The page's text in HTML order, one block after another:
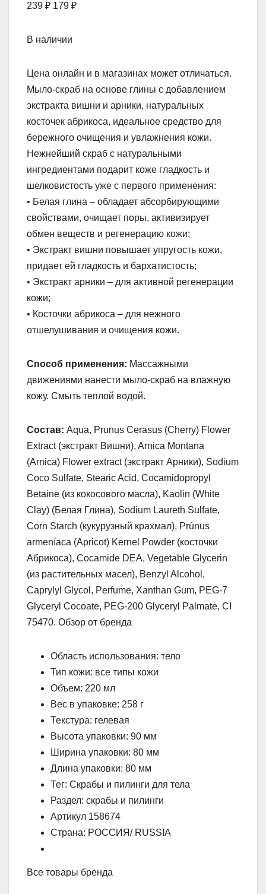
239 ₽ 179 ₽
В наличии
Цена онлайн и в магазинах может отличаться.
Мыло-скраб на основе глины c добавлением
экстракта вишни и арники, натуральных
косточек абрикоса, идеальное средство для
бережного очищения и увлажнения кожи.
Нежнейший скраб с натуральными
ингредиентами подарит коже гладкость и
шелковистость уже с первого применения:
• Белая глина – обладает абсорбирующими
свойствами, очищает поры, активизирует
обмен веществ и регенерацию кожи;
• Экстракт вишни повышает упругость кожи,
придает ей гладкость и бархатистость;
• Экстракт арники – для активной регенерации
кожи;
• Косточки абрикоса – для нежного
отшелушивания и очищения кожи.
Способ применения: Массажными
движениями нанести мыло-скраб на влажную
кожу. Смыть теплой водой.
Состав: Aqua, Prunus Сerasus (Cherry) Flower
Extract (экстракт Вишни), Arnica Montana
(Arnica) Flower extract (экстракт Арники), Sodium
Coco Sulfate, Stearic Acid, Cocamidopropyl
Betaine (из кокосового масла), Kaolin (White
Clay) (Белая Глина), Sodium Laureth Sulfate,
Corn Starch (кукурузный крахмал), Prúnus
armeníaca (Apricot) Kernel Powder (косточки
Абрикоса), Cocamide DEA, Vegetable Glycerin
(из растительных масел), Benzyl Alcohol,
Caprylyl Glycol, Perfume, Xanthan Gum, PEG-7
Glyceryl Cocoate, PEG-200 Glyceryl Palmate, CI
75470. Обзор от бренда
Область использования: тело
Тип кожи: все типы кожи
Объем: 220 мл
Вес в упаковке: 258 г
Текстура: гелевая
Высота упаковки: 90 мм
Ширина упаковки: 80 мм
Длина упаковки: 80 мм
Тег: Скрабы и пилинги для тела
Раздел: скрабы и пилинги
Артикул 158674
Страна: РОССИЯ/ RUSSIA
Все товары бренда